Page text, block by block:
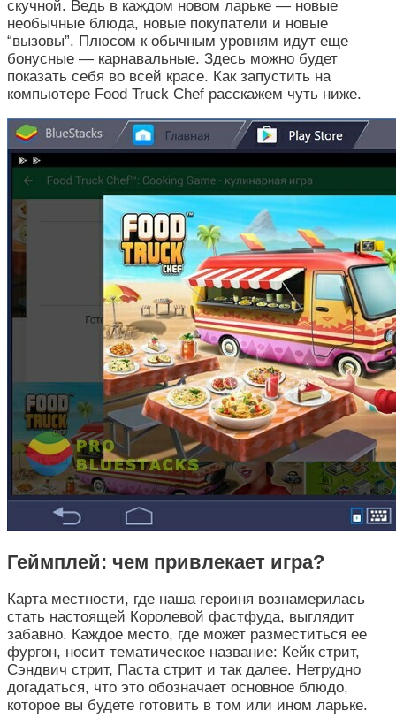
скучной. Ведь в каждом новом ларьке — новые
необычные блюда, новые покупатели и новые
“вызовы”. Плюсом к обычным уровням идут еще
бонусные — карнавальные. Здесь можно будет
показать себя во всей красе. Как запустить на
компьютере Food Truck Chef расскажем чуть ниже.
Геймплей: чем привлекает игра?
Карта местности, где наша героиня вознамерилась
стать настоящей Королевой фастфуда, выглядит
забавно. Каждое место, где может разместиться ее
фургон, носит тематическое название: Кейк стрит,
Сэндвич стрит, Паста стрит и так далее. Нетрудно
догадаться, что это обозначает основное блюдо,
которое вы будете готовить в том или ином ларьке.